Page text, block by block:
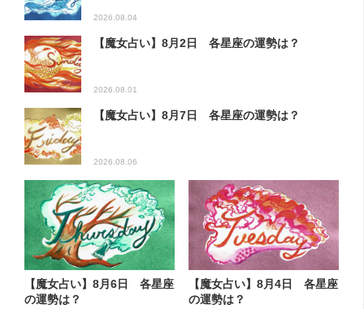
2026.08.04
【魔女占い】8月2日 各星座の運勢は？
2026.08.01
【魔女占い】8月7日 各星座の運勢は？
2026.08.06
【魔女占い】8月6日 各星座
の運勢は？
【魔女占い】8月4日 各星座
の運勢は？